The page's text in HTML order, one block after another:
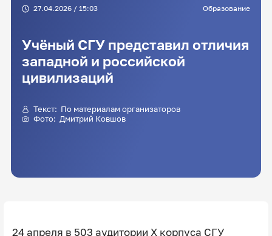
27.04.2026 / 15:03 Образование
Учёный СГУ представил отличия
западной и российской
цивилизаций
Текст: По материалам организаторов
Фото: Дмитрий Ковшов
24 апреля в 503 аудитории Х корпуса СГУ